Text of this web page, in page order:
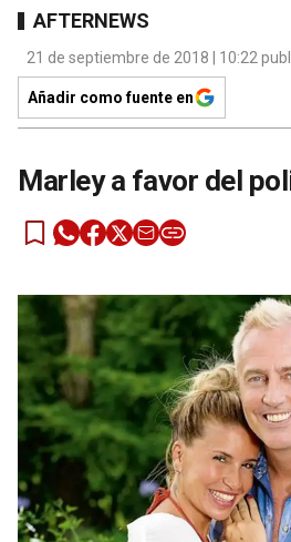
AFTERNEWS
21 de septiembre de 2018 | 10:22
Añadir como fuente en
Marley a favor del